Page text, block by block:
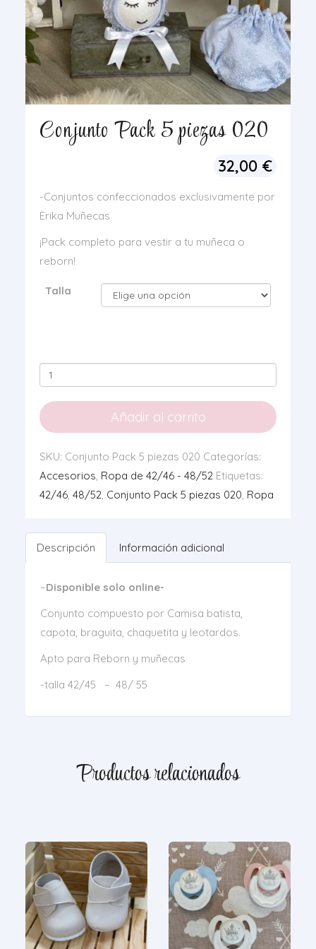
Conjunto Pack 5 piezas 020
32,00 €
-Conjuntos confeccionados exclusivamente por
Erika Muñecas
¡Pack completo para vestir a tu muñeca o
reborn!
Talla
Conjunto
Pack
5
piezas
cantidad
Añadir al carrito
SKU: Conjunto Pack 5 piezas 020 Categorías:
Accesorios, Ropa de 42/46 - 48/52 Etiquetas:
42/46, 48/52, Conjunto Pack 5 piezas 020, Ropa
Descripción Información adicional
–Disponible solo online-
Conjunto compuesto por Camisa batista,
capota, braguita, chaquetita y leotardos.
Apto para Reborn y muñecas
-talla 42/45 – 48/ 55
Productos relacionados